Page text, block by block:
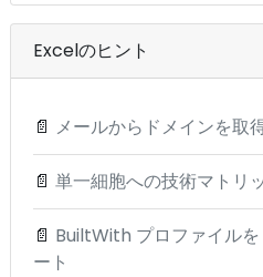
Excelのヒント
📄 メールからドメインを取
📄 単一細胞への技術マトリ
📄 BuiltWith プロファイル
ート